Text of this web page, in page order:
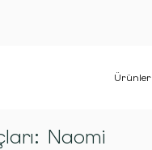
Ürünler
Naomi